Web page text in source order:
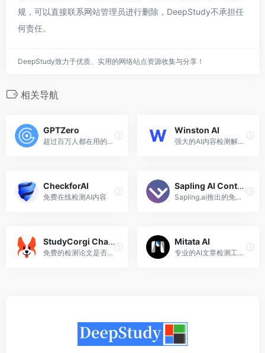
规，可以直接联系网站管理员进行删除，DeepStudy不承担任
何责任。
DeepStudy致力于优质、实用的网络站点资源收集与分享！
相关导航
GPTZero
超过百万人都在用的免费AI内容检测工具
Winston AI
强大的AI内容检测解决方案
CheckforAI
免费在线检测AI内容
Sapling AI Content Detector
Sapling.ai推出的免费在线AI内容检测工具
StudyCorgi ChatGPT Detector
免费的检测论文是否由ChatGPT生成的工具
Mitata AI
专业的AI文章检测工具，能识别文章是否由AI生成